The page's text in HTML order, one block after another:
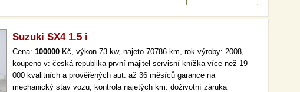
Suzuki SX4 1.5 i
Cena: 100000 Kč, výkon 73 kw, najeto 70786 km, rok výroby: 2008,
koupeno v: česká republika první majitel servisní knížka více než 19
000 kvalitních a prověřených aut. až 36 měsíců garance na
mechanický stav vozu, kontrola najetých km. doživotní záruka